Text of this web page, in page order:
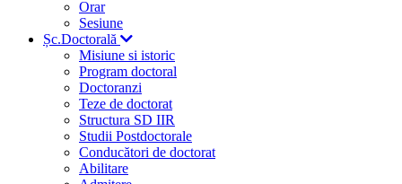
Orar
Sesiune
Șc.Doctorală
Misiune si istoric
Program doctoral
Doctoranzi
Teze de doctorat
Structura SD IIR
Studii Postdoctorale
Conducători de doctorat
Abilitare